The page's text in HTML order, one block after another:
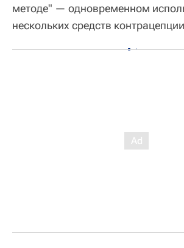
методе" — одновременном
нескольких средств